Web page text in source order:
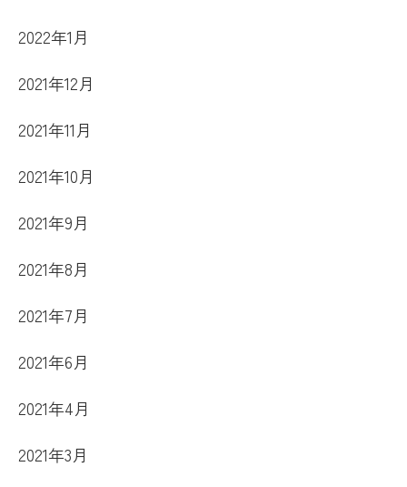
2022年1月
2021年12月
2021年11月
2021年10月
2021年9月
2021年8月
2021年7月
2021年6月
2021年4月
2021年3月